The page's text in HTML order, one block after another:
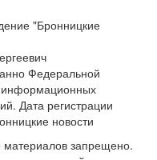
"Бронницкие
Федеральной
информационных
Дата регистрации
новости
материалов запрещено.